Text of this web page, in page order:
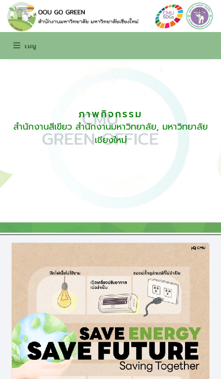
เมนู
ภาพกิจกรรม
สำนักงานสีเขียว สำนักงานมหาวิทยาลัย, มหาวิทยาลัย
เชียงใหม่